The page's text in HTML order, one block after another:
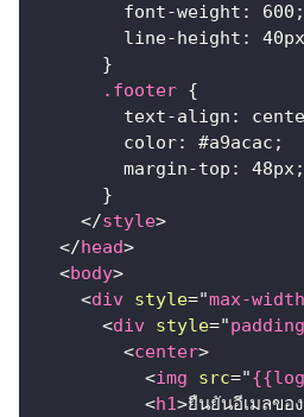
font-weight : 600 ;
line-height : 40px
}
.footer {
text-align :
color: #a9acac ;
margin-top : 48px;
}
</style>
</head>
<body>
<div style="max-width
<div style="padding
<center>
<img src="
<h1>ยืนยันอีเมลขอ